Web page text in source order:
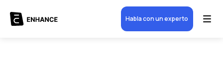
Habla con un experto